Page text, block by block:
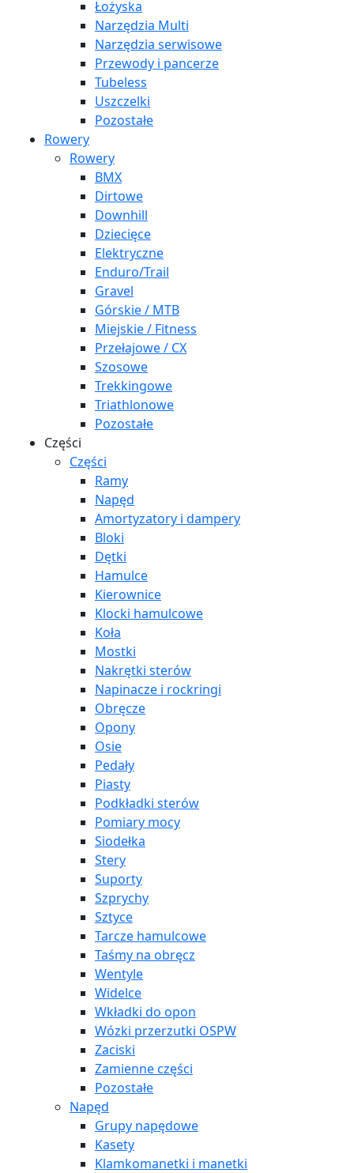
Łożyska
Narzędzia Multi
Narzędzia serwisowe
Przewody i pancerze
Tubeless
Uszczelki
Pozostałe
Rowery
Rowery
BMX
Dirtowe
Downhill
Dziecięce
Elektryczne
Enduro/Trail
Gravel
Górskie / MTB
Miejskie / Fitness
Przełajowe / CX
Szosowe
Trekkingowe
Triathlonowe
Pozostałe
Części
Części
Ramy
Napęd
Amortyzatory i dampery
Bloki
Dętki
Hamulce
Kierownice
Klocki hamulcowe
Koła
Mostki
Nakrętki sterów
Napinacze i rockringi
Obręcze
Opony
Osie
Pedały
Piasty
Podkładki sterów
Pomiary mocy
Siodełka
Stery
Suporty
Szprychy
Sztyce
Tarcze hamulcowe
Taśmy na obręcz
Wentyle
Widelce
Wkładki do opon
Wózki przerzutki OSPW
Zaciski
Zamienne części
Pozostałe
Napęd
Grupy napędowe
Kasety
Klamkomanetki i manetki